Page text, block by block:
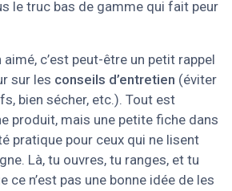
le truc bas de gamme qui fait peur
aimé, c’est peut-être un petit rappel
sur les conseils d’entretien (éviter
bien sécher, etc.). Tout est
produit, mais une petite fiche dans
pratique pour ceux qui ne lisent
Là, tu ouvres, tu ranges, et tu
ce n’est pas une bonne idée de les